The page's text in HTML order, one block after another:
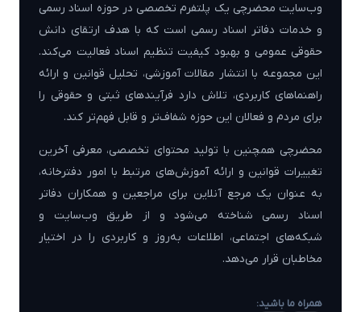
وب‌سایت محضرچی یک پلتفرم تخصصی در حوزه اسناد رسمی
و خدمات دفاتر اسناد رسمی است که با هدف ارتقای دانش
حقوقی عمومی و بهبود کیفیت تنظیم اسناد فعالیت می‌کند.
این مجموعه با انتشار مقالات آموزشی، تحلیل قوانین و ارائه
راهنماهای کاربردی، تلاش دارد فرآیندهای ثبتی و حقوقی را
برای مردم و فعالان این حوزه شفاف‌تر و قابل فهم‌تر کند.
محضرچی همچنین با تولید محتوای تخصصی، معرفی آخرین
تغییرات قوانین و ارائه آموزش‌های مرتبط با امور دفترخانه،
به عنوان یک مرجع آنلاین برای مراجعین و همکاران دفاتر
اسناد رسمی شناخته می‌شود و از طریق وب‌سایت و
شبکه‌های اجتماعی، اطلاعات به‌روز و کاربردی را در اختیار
مخاطبان قرار می‌دهد.
همراه ما باشید: